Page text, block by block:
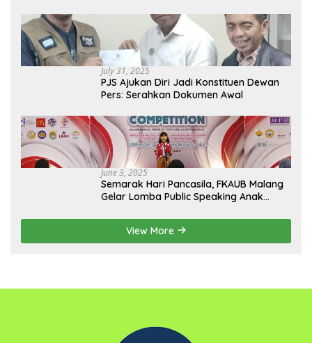
July 31, 2025
PJS Ajukan Diri Jadi Konstituen Dewan
Pers: Serahkan Dokumen Awal
June 3, 2025
Semarak Hari Pancasila, FKAUB Malang
Gelar Lomba Public Speaking Anak
Pancasila
View More